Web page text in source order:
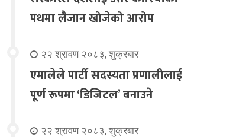
पथमा लैजान खोजेको आरोप
२२ श्रावण २०८३, शुक्रबार
एमालेले पार्टी सदस्यता प्रणालीलाई
पूर्ण रूपमा ‘डिजिटल’ बनाउने
२२ श्रावण २०८३, शुक्रबार